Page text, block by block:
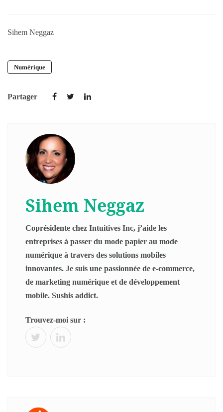
Sihem Neggaz
Numérique
Partager
Sihem Neggaz
Coprésidente chez Intuitives Inc, j’aide les
entreprises à passer du mode papier au mode
numérique à travers des solutions mobiles
innovantes. Je suis une passionnée de e-commerce,
de marketing numérique et de développement
mobile. Sushis addict.
Trouvez-moi sur :